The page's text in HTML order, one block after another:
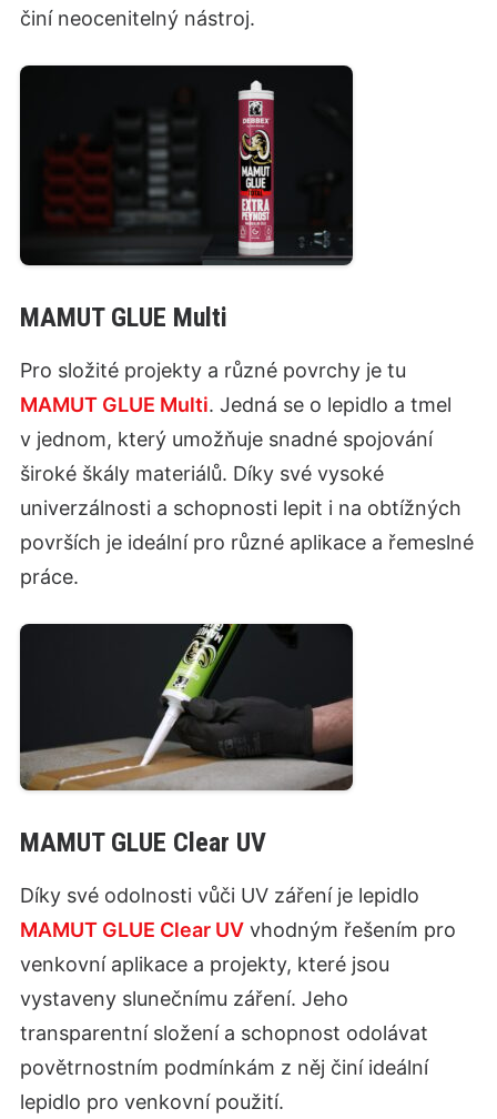
činí neocenitelný nástroj.
MAMUT GLUE Multi
Pro složité projekty a různé povrchy je tu
MAMUT GLUE Multi. Jedná se o lepidlo a tmel
v jednom, který umožňuje snadné spojování
široké škály materiálů. Díky své vysoké
univerzálnosti a schopnosti lepit i na obtížných
površích je ideální pro různé aplikace a řemeslné
práce.
MAMUT GLUE Clear UV
Díky své odolnosti vůči UV záření je lepidlo
MAMUT GLUE Clear UV vhodným řešením pro
venkovní aplikace a projekty, které jsou
vystaveny slunečnímu záření. Jeho
transparentní složení a schopnost odolávat
povětrnostním podmínkám z něj činí ideální
lepidlo pro venkovní použití.